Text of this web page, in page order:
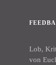
Lob,
von